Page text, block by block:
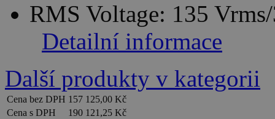
RMS Voltage: 135
Detailní informace
Další produkty v kategorii
Cena bez DPH 157 125,00 Kč
Cena s DPH
190 121,25 Kč